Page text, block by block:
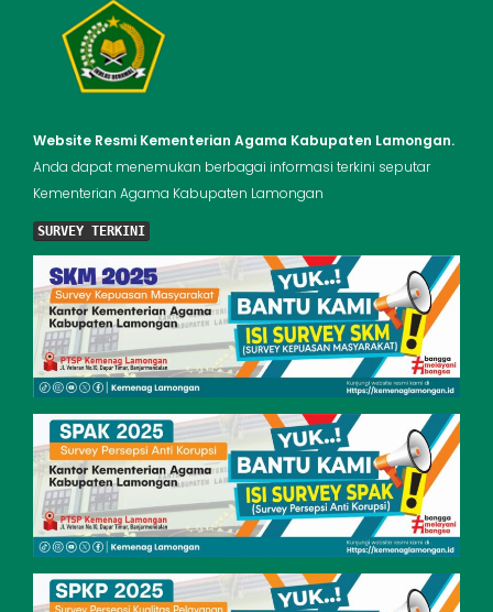
Website Resmi Kementerian Agama Kabupaten Lamongan.
Anda dapat menemukan berbagai informasi terkini seputar
Kementerian Agama Kabupaten Lamongan
SURVEY TERKINI